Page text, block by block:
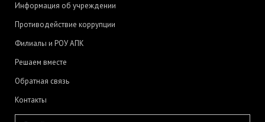
Информация об учреждении
Противодействие коррупции
Филиалы и РОУ АПК
Решаем вместе
Обратная связь
Контакты